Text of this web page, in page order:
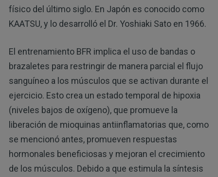
físico del último siglo. En Japón es conocido como
KAATSU, y lo desarrolló el Dr. Yoshiaki Sato en 1966.
El entrenamiento BFR implica el uso de bandas o
brazaletes para restringir de manera parcial el flujo
sanguíneo a los músculos que se activan durante el
ejercicio. Esto crea un estado temporal de hipoxia
(niveles bajos de oxígeno), que promueve la
liberación de mioquinas antiinflamatorias que, como
se mencionó antes, promueven respuestas
hormonales beneficiosas y mejoran el crecimiento
de los músculos. Debido a que estimula la síntesis